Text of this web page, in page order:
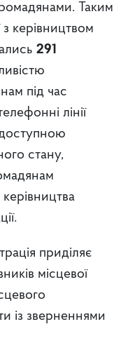
Таким
керівництвом
291
під час
лінії
стану,
приділяє
місцевої
із зверненнями